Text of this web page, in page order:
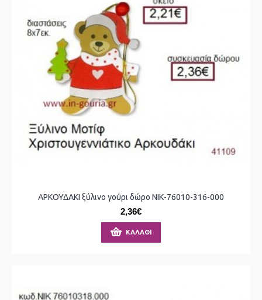
ΑΡΚΟΥΔΑΚΙ ξύλινο γούρι δώρο ΝΙΚ-76010-316-000
2,36€
ΚΑΛΆΘΙ